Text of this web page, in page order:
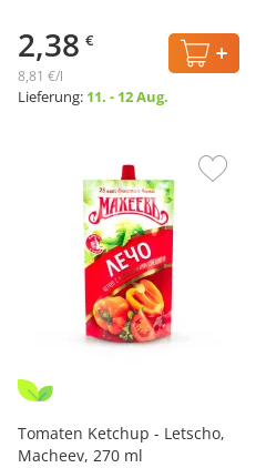
2,38 €
8,81 €/l
Lieferung: 11. - 12 Aug.
Tomaten Ketchup - Letscho,
Macheev, 270 ml